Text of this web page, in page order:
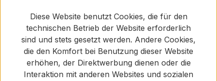
Diese Website benutzt Cookies, die für den
technischen Betrieb der Website erforderlich
sind und stets gesetzt werden. Andere Cookies,
die den Komfort bei Benutzung dieser Website
erhöhen, der Direktwerbung dienen oder die
Interaktion mit anderen Websites und sozialen